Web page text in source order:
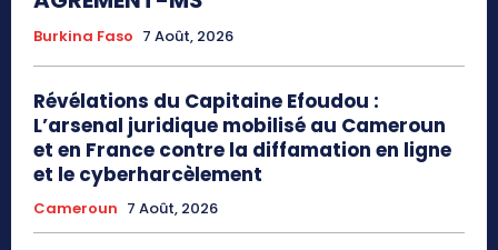
Burkina Faso 7 Août, 2026
Révélations du Capitaine Efoudou :
L’arsenal juridique mobilisé au Cameroun
et en France contre la diffamation en ligne
et le cyberharcèlement
Cameroun 7 Août, 2026